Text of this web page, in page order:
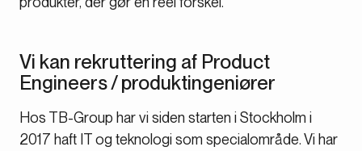
Vi kan rekruttering af Product
Engineers / produktingeniører
Hos TB-Group har vi siden starten i Stockholm i
2017 haft IT og teknologi som specialområde. Vi har